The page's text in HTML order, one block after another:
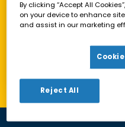
Vind een
Toon alleen
By clicking “Accept All
on your device to enhance
and assist in our marketing
Reject All